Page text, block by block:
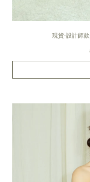
現貨-設計師